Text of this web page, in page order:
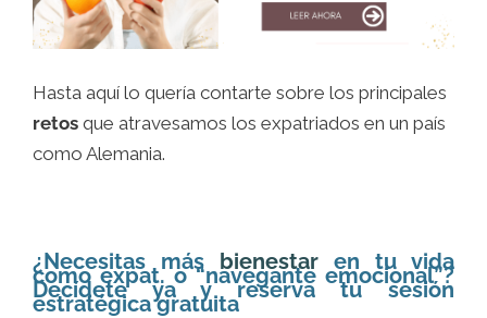
Hasta aquí lo quería contarte sobre los principales
retos que atravesamos los expatriados en un país
como Alemania.
¿Necesitas más bienestar en tu vida
como expat. o “navegante emocional”?
Decídete ya y reserva tu sesión
estratégica gratuita